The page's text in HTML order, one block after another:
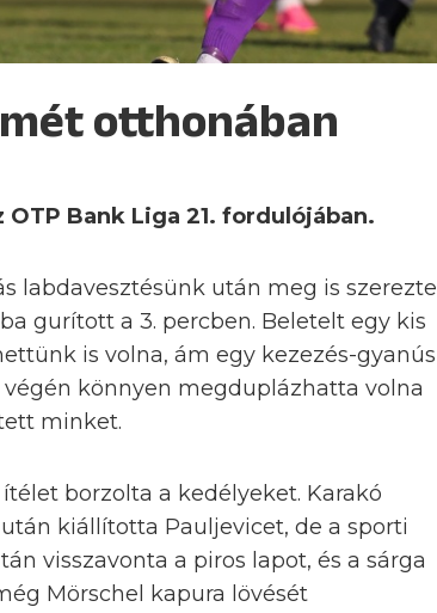
otthonában
Bank Liga 21. fordulójában.
labdavesztésünk után meg is szerezte
gurított a 3. percben. Beletelt egy kis
is volna, ám egy kezezés-gyanús
könnyen megduplázhatta volna
minket.
borzolta a kedélyeket. Karakó
kiállította Pauljevicet, de a sporti
visszavonta a piros lapot, és a sárga
Mörschel kapura lövését